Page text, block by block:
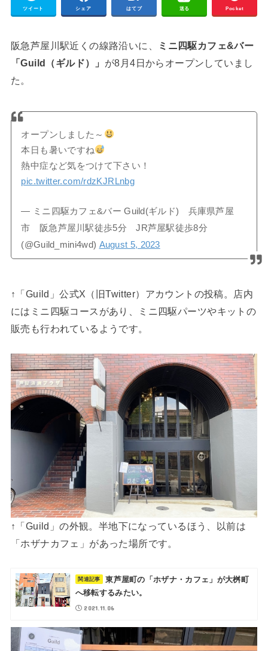
ツイート シェア はてブ 送る Pocket
阪急芦屋川駅近くの線路沿いに、
ミニ四駆カフェ&バー
「Guild（ギルド）」 が8月4日からオープンしていまし
た。
オープンしました～
本日も暑いですね
熱中症など気をつけて下さい！
pic.twitter.com/rdzKJRLnbg
— ミニ四駆カフェ&バー Guild(ギルド) 兵庫県芦屋
市 阪急芦屋川駅徒歩5分 JR芦屋駅徒歩8分
(@Guild_mini4wd) August 5, 2023
↑「Guild」公式X（旧Twitter）アカウントの投稿。店内
にはミニ四駆コースがあり、ミニ四駆パーツやキットの
販売も行われているようです。
↑「Guild」の外観。半地下になっているほう、以前は
「ホザナカフェ」があった場所です。
東芦屋町の「ホザナ・カフェ」が大桝町
へ移転するみたい。
2021.11.06